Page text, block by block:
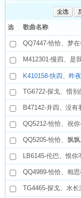
选
歌曲名称
QQ7447-恰恰、梦
M412301-慢四、是
K410158-快四、昨
TG6722-探戈、惜别
B47142-并四、没有
QQ5212-恰恰、祝
QQ5205-恰恰、飘
LB6145-伦巴、恨你
QQ4989-恰恰、相
TG4465-探戈、水长